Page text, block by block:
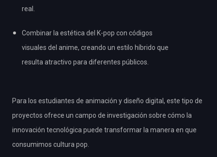
real.
Combinar la estética del K-pop con códigos
visuales del anime, creando un estilo híbrido que
resulta atractivo para diferentes públicos.
Para los estudiantes de animación y diseño digital, este tipo de
proyectos ofrece un campo de investigación sobre cómo la
innovación tecnológica puede transformar la manera en que
consumimos cultura pop.